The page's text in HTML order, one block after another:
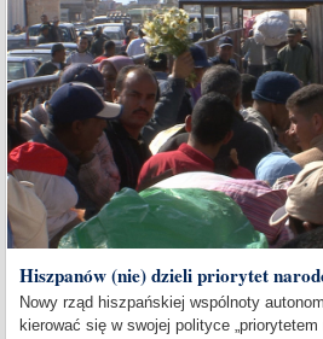
Hiszpanów (nie) dzieli priorytet
Nowy rząd hiszpańskiej wspólnoty
kierować się w swojej polityce „priorytetem